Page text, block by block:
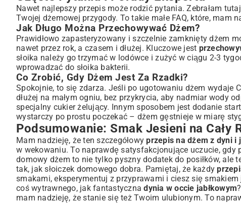
Nawet najlepszy przepis może rodzić pytania. Zebrałam
Twojej dżemowej przygody. To takie małe FAQ, które,
Jak Długo Można Przechowywać Dżem?
Prawidłowo zapasteryzowany i szczelnie zamknięty dżem
nawet przez rok, a czasem i dłużej. Kluczowe jest
słoika należy go trzymać w lodówce i zużyć w ciągu 2-3
wprowadzać do słoika bakterii.
Co Zrobić, Gdy Dżem Jest Za Rzadki?
Spokojnie, to się zdarza. Jeśli po ugotowaniu dżem wydaje
dłużej na małym ogniu, bez przykrycia, aby nadmiar wody
specjalny cukier żelujący. Innym sposobem jest dodanie
wystarczy po prostu poczekać – dżem gęstnieje w miarę
Podsumowanie: Smak Jesieni na Cały
Mam nadzieję, że ten szczegółowyprzepis na dżem z dyni i
w wekowaniu. To naprawdę satysfakcjonujące uczucie, gdy
domowy dżem to nie tylko pyszny dodatek do posiłków, ale
tak, jak słoiczek domowego dobra. Pamiętaj, że każdy
smakami, eksperymentuj z przyprawami i ciesz się
coś wytrawnego, jak fantastycznadynia w occie jabłkowym
mam nadzieję, że stanie się też Twoim ulubionym. To